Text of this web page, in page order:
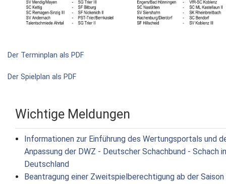
Der Terminplan als PDF
Der Spielplan als PDF
Wichtige Meldungen
Informationen zur Einführung des Wertungsportals und
Anpassung der DWZ - Deutscher Schachbund - Schach in
Deutschland
Beantragung einer Zweitspielberechtigung ab der Saison